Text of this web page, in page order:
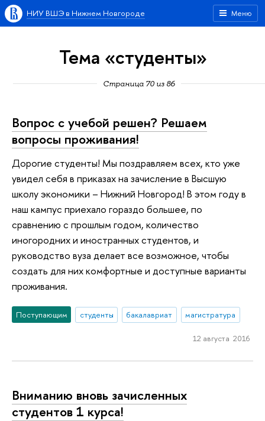
Меню
НИУ ВШЭ в Нижнем Новгороде
Тема «студенты»
Страница 70 из 86
Вопрос с учебой решен? Решаем
вопросы проживания!
Дорогие студенты! Мы поздравляем всех, кто уже
увидел себя в приказах на зачисление в Высшую
школу экономики – Нижний Новгород! В этом году в
наш кампус приехало гораздо большее, по
сравнению с прошлым годом, количество
иногородних и иностранных студентов, и
руководство вуза делает все возможное, чтобы
создать для них комфортные и доступные варианты
проживания.
Поступающим студенты бакалавриат магистратура
12 августа 2016
Вниманию вновь зачисленных
студентов 1 курса!